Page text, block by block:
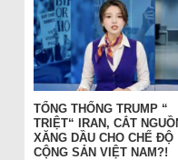
TỔNG THỐNG TRUMP “
TRIỆT“ IRAN, CẮT
XĂNG DẦU CHO CHẾ ĐỘ
CỘNG SẢN VIỆT NAM?!